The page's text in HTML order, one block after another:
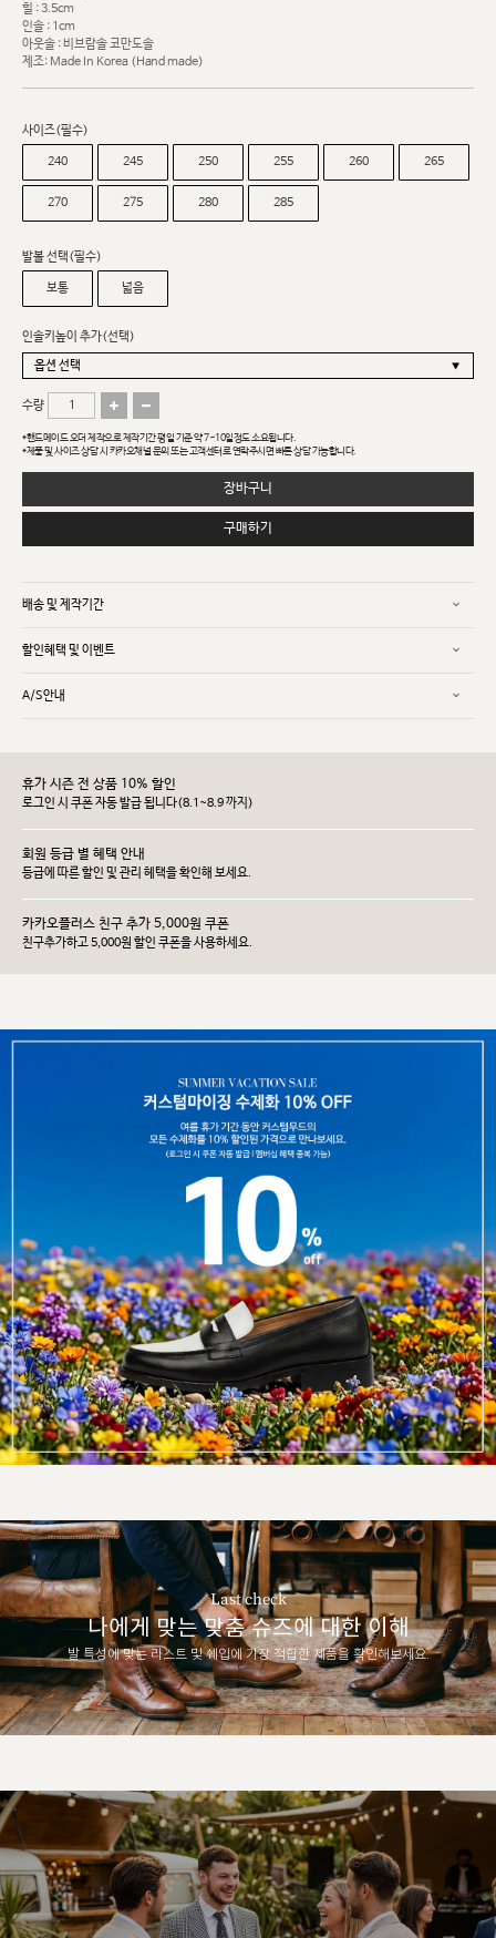
힐 : 3.5cm
인솔 : 1cm
아웃솔 : 비브람솔 코만도솔
제조: Made In Korea (Hand made)
사이즈(필수)
240 245 250 255 260 265
270 275 280 285
발볼 선택(필수)
보통 넓음
인솔키높이 추가(선택)
수량
*핸드메이드 오더 제작으로 제작기간 평일 기준 약 7~10일정도 소요됩니다.
*제품 및 사이즈 상담 시 카카오채널 문의 또는 고객센터로 연락주시면 빠른 상담 가능합니다.
장바구니
구매하기
배송 및 제작기간
할인혜택 및 이벤트
A/S안내
휴가 시즌 전 상품 10% 할인
로그인 시 쿠폰 자동 발급 됩니다(8.1~8.9 까지)
회원 등급 별 혜택 안내
등급에 따른 할인 및 관리 헤택을 확인해 보세요.
카카오플러스 친구 추가 5,000원 쿠폰
친구추가하고 5,000원 할인 쿠폰을 사용하세요.
Last check
나에게 맞는 맞춤 슈즈에 대한 이해
발 특성에 맞는 라스트 및 쉐입에 가장 적합한 제품을 확인해보세요.